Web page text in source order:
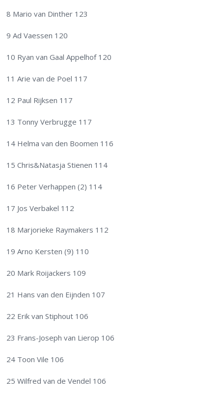
8 Mario van Dinther 123
9 Ad Vaessen 120
10 Ryan van Gaal Appelhof 120
11 Arie van de Poel 117
12 Paul Rijksen 117
13 Tonny Verbrugge 117
14 Helma van den Boomen 116
15 Chris&Natasja Stienen 114
16 Peter Verhappen (2) 114
17 Jos Verbakel 112
18 Marjorieke Raymakers 112
19 Arno Kersten (9) 110
20 Mark Roijackers 109
21 Hans van den Eijnden 107
22 Erik van Stiphout 106
23 Frans-Joseph van Lierop 106
24 Toon Vile 106
25 Wilfred van de Vendel 106